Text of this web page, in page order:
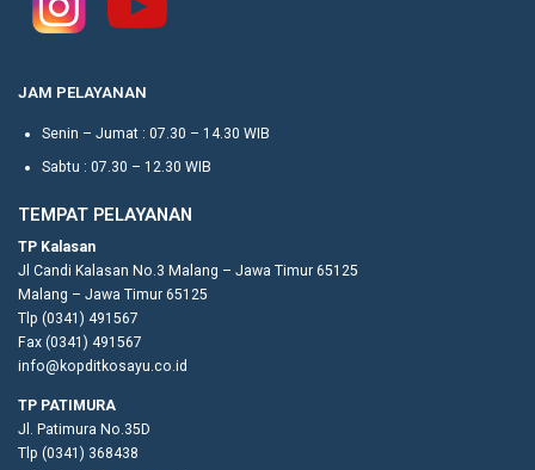
JAM PELAYANAN
Senin – Jumat : 07.30 – 14.30 WIB
Sabtu : 07.30 – 12.30 WIB
TEMPAT PELAYANAN
TP Kalasan
Jl Candi Kalasan No.3 Malang – Jawa Timur 65125
Malang – Jawa Timur 65125
Tlp (0341) 491567
Fax (0341) 491567
info@kopditkosayu.co.id
TP PATIMURA
Jl. Patimura No.35D
Tlp (0341) 368438